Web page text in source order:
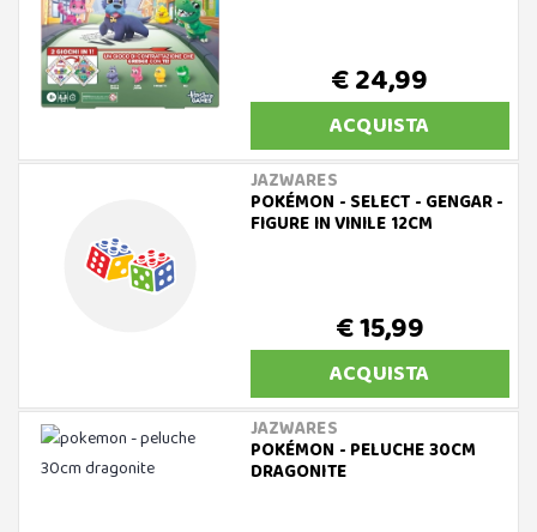
€ 24,99
ACQUISTA
JAZWARES
POKÉMON - SELECT - GENGAR -
FIGURE IN VINILE 12CM
€ 15,99
ACQUISTA
JAZWARES
POKÉMON - PELUCHE 30CM
DRAGONITE